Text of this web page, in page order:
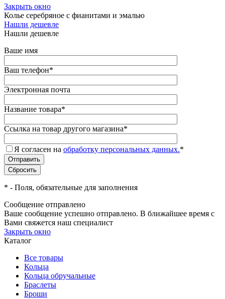
Закрыть окно
Колье серебряное с фианитами и эмалью
Нашли дешевле
Нашли дешевле
Ваше имя
Ваш телефон*
Электронная почта
Название товара*
Ссылка на товар другого магазина*
Я согласен на обработку персональных данных.*
* - Поля, обязательные для заполнения
Сообщение отправлено
Ваше сообщение успешно отправлено. В ближайшее время с
Вами свяжется наш специалист
Закрыть окно
Каталог
Все товары
Кольца
Кольца обручальные
Браслеты
Броши